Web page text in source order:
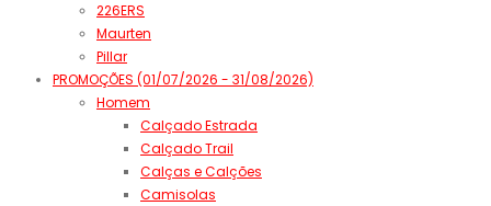
226ERS
Maurten
Pillar
PROMOÇÕES (01/07/2026 - 31/08/2026)
Homem
Calçado Estrada
Calçado Trail
Calças e Calções
Camisolas